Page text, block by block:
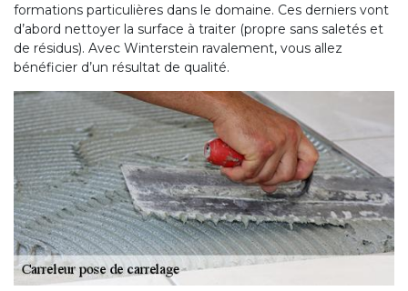
formations particulières dans le domaine. Ces derniers vont
d’abord nettoyer la surface à traiter (propre sans saletés et
de résidus). Avec Winterstein ravalement, vous allez
bénéficier d’un résultat de qualité.